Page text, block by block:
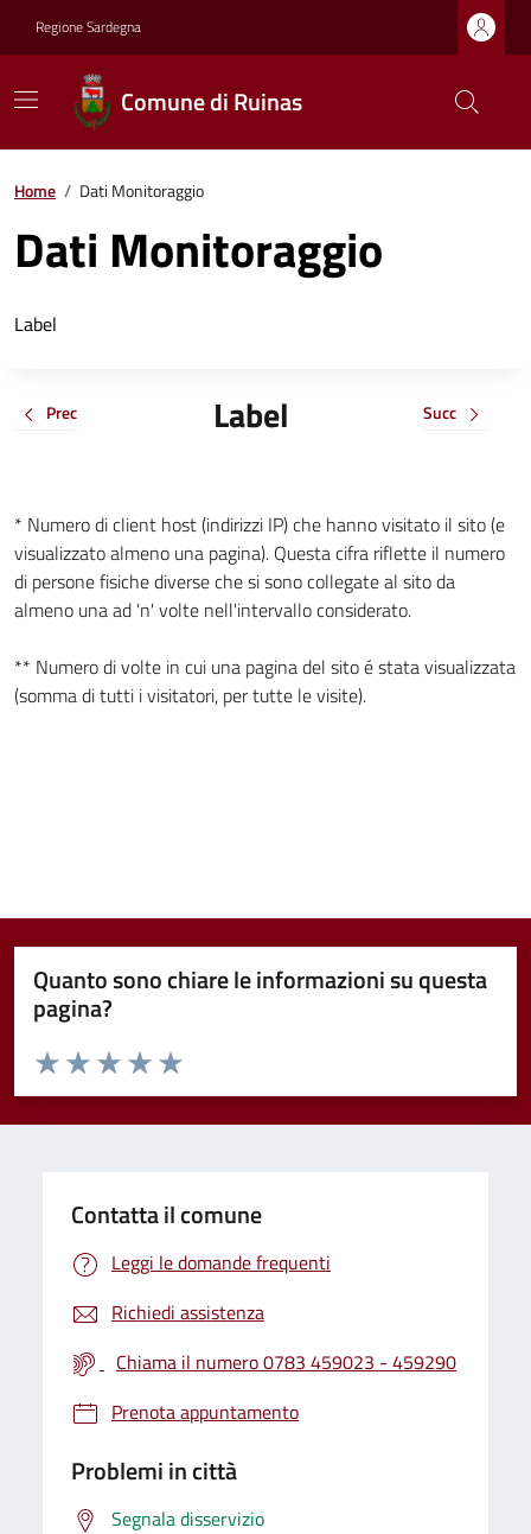
Regione Sardegna
Comune di Ruinas
Home / Dati Monitoraggio
Dati Monitoraggio
Label
Prec Label Succ
* Numero di client host (indirizzi IP) che hanno visitato il sito (e
visualizzato almeno una pagina). Questa cifra riflette il numero
di persone fisiche diverse che si sono collegate al sito da
almeno una ad 'n' volte nell'intervallo considerato.
** Numero di volte in cui una pagina del sito é stata visualizzata
(somma di tutti i visitatori, per tutte le visite).
Quanto sono chiare le informazioni su questa
pagina?
Valuta da 1 a 5 stelle la pagina
Valuta 5 stelle su 5
Valuta 4 stelle su 5
Valuta 3 stelle su 5
Valuta 2 stelle su 5
Valuta 1 stelle su 5
Contatta il comune
Leggi le domande frequenti
Richiedi assistenza
Chiama il numero 0783 459023 - 459290
Prenota appuntamento
Problemi in città
Segnala disservizio